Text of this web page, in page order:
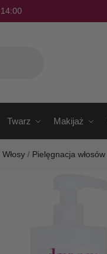
Twarz Makijaż
Włosy / Pielęgnacja włosów